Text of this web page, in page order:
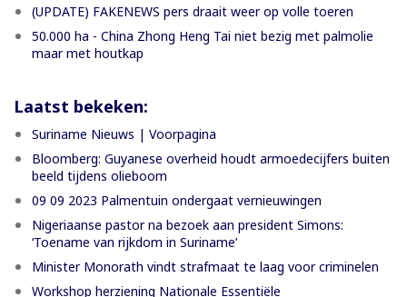
(UPDATE) FAKENEWS pers draait weer op volle toeren
50.000 ha - China Zhong Heng Tai niet bezig met palmolie
maar met houtkap
Laatst bekeken:
Suriname Nieuws | Voorpagina
Bloomberg: Guyanese overheid houdt armoedecijfers buiten
beeld tijdens olieboom
09 09 2023 Palmentuin ondergaat vernieuwingen
Nigeriaanse pastor na bezoek aan president Simons:
‘Toename van rijkdom in Suriname’
Minister Monorath vindt strafmaat te laag voor criminelen
Workshop herziening Nationale Essentiële